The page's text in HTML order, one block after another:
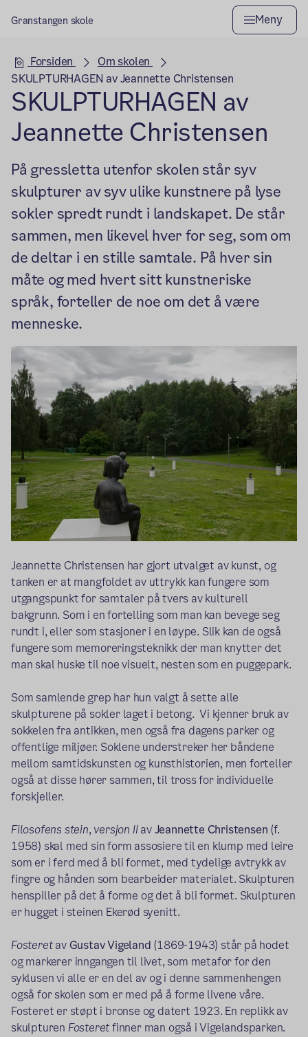
Granstangen skole Meny
Hovedseksjon
Forsiden
Om skolen
SKULPTURHAGEN av Jeannette Christensen
SKULPTURHAGEN av
Jeannette Christensen
På gressletta utenfor skolen står syv
skulpturer av syv ulike kunstnere på lyse
sokler spredt rundt i landskapet. De står
sammen, men likevel hver for seg, som om
de deltar i en stille samtale. På hver sin
måte og med hvert sitt kunstneriske
språk, forteller de noe om det å være
menneske.
Jeannette Christensen har gjort utvalget av kunst, og
tanken er at mangfoldet av uttrykk kan fungere som
utgangspunkt for samtaler på tvers av kulturell
bakgrunn. Som i en fortelling som man kan bevege seg
rundt i, eller som stasjoner i en løype. Slik kan de også
fungere som memoreringsteknikk der man knytter det
man skal huske til noe visuelt, nesten som en puggepark.
Som samlende grep har hun valgt å sette alle
skulpturene på sokler laget i betong. Vi kjenner bruk av
sokkelen fra antikken, men også fra dagens parker og
offentlige miljøer. Soklene understreker her båndene
mellom samtidskunsten og kunsthistorien, men forteller
også at disse hører sammen, til tross for individuelle
forskjeller.
Filosofens stein,versjon IIavJeannette Christensen (f.
1958) skal med sin form assosiere til en klump med leire
som er i ferd med å bli formet, med tydelige avtrykk av
fingre og hånden som bearbeider materialet. Skulpturen
henspiller på det å forme og det å bli formet. Skulpturen
er hugget i steinen Ekerød syenitt.
FosteretavGustav Vigeland (1869-1943) står på hodet
og markerer inngangen til livet, som metafor for den
syklusen vi alle er en del av og i denne sammenhengen
også for skolen som er med på å forme livene våre.
Fosteret er støpt i bronse og datert 1923. En replikk av
skulpturen Fosteretfinner man også i Vigelandsparken.